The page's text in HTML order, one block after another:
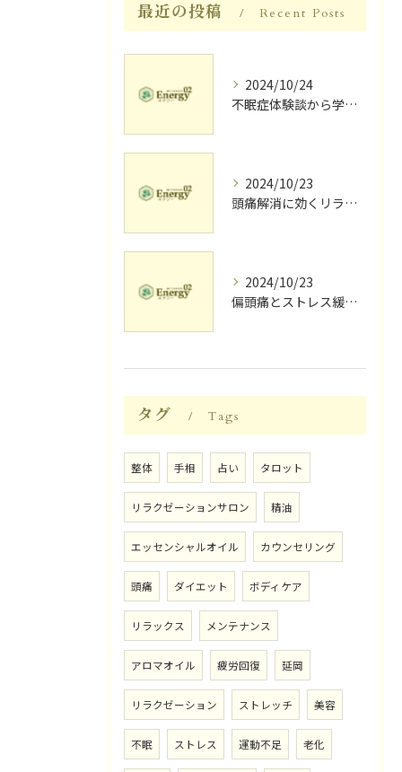
最近の投稿 Recent Posts
2024/10/24
不眠症体験談から学ぶ睡眠質向上法
2024/10/23
頭痛解消に効くリラク体験談
2024/10/23
偏頭痛とストレス緩和に効果的なリラクゼーション法
タグ Tags
整体 手相 占い タロット
リラクゼーションサロン 精油
エッセンシャルオイル カウンセリング
頭痛 ダイエット ボディケア
リラックス メンテナンス
アロマオイル 疲労回復 延岡
リラクゼーション ストレッチ 美容
不眠 ストレス 運動不足 老化